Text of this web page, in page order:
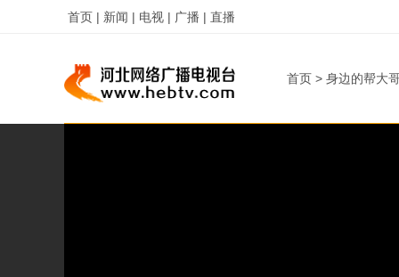
首页 | 新闻 | 电视 | 广播 | 直播
首页 > 身边的帮大